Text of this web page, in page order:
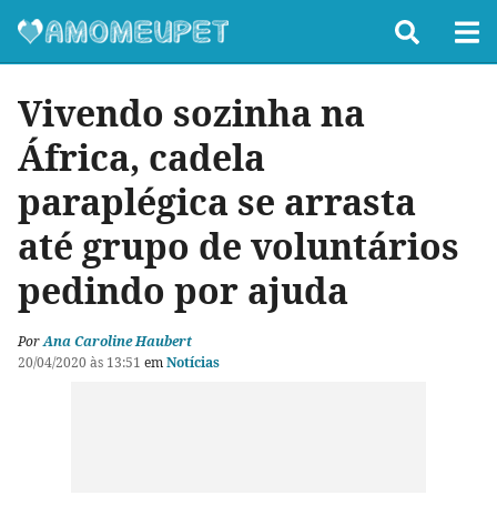
Vivendo sozinha na
África, cadela
paraplégica se arrasta
até grupo de voluntários
pedindo por ajuda
PorAna Caroline Haubert
20/04/2020 às 13:51 emNotícias